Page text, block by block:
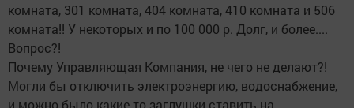
комната, 301 комната, 404 комната, 410 комната и 506
комната!! У некоторых и по 100 000 р. Долг, и более....
Вопрос?!
Почему Управляющая Компания, не чего не делают?!
Могли бы отключить электроэнергию, водоснабжение,
и можно было какие то заглушки ставить на